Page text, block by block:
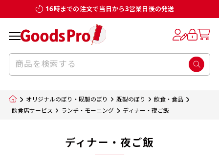
16時までの注文で当日から3営業日後の発送
オリジナルのぼり・既製のぼり 既製のぼり
飲食・食品
飲食店サービス
ランチ・モーニング ディナー・夜ご飯
ディナー・夜ご飯